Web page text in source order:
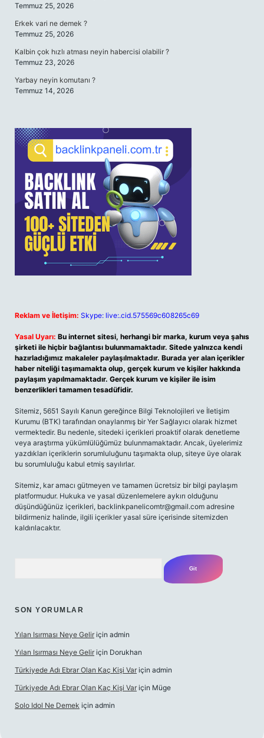
Temmuz 25, 2026
Erkek vari ne demek ?
Temmuz 25, 2026
Kalbin çok hızlı atması neyin habercisi olabilir ?
Temmuz 23, 2026
Yarbay neyin komutanı ?
Temmuz 14, 2026
Reklam ve İletişim: Skype: live:.cid.575569c608265c69
Yasal Uyarı: Bu internet sitesi, herhangi bir marka, kurum veya şahıs
şirketi ile hiçbir bağlantısı bulunmamaktadır. Sitede yalnızca kendi
hazırladığımız makaleler paylaşılmaktadır. Burada yer alan içerikler
haber niteliği taşımamakta olup, gerçek kurum ve kişiler hakkında
paylaşım yapılmamaktadır. Gerçek kurum ve kişiler ile isim
benzerlikleri tamamen tesadüfidir.
Sitemiz, 5651 Sayılı Kanun gereğince Bilgi Teknolojileri ve İletişim
Kurumu (BTK) tarafından onaylanmış bir Yer Sağlayıcı olarak hizmet
vermektedir. Bu nedenle, sitedeki içerikleri proaktif olarak denetleme
veya araştırma yükümlülüğümüz bulunmamaktadır. Ancak, üyelerimiz
yazdıkları içeriklerin sorumluluğunu taşımakta olup, siteye üye olarak
bu sorumluluğu kabul etmiş sayılırlar.
Sitemiz, kar amacı gütmeyen ve tamamen ücretsiz bir bilgi paylaşım
platformudur. Hukuka ve yasal düzenlemelere aykırı olduğunu
düşündüğünüz içerikleri, backlinkpanelicomtr@gmail.com adresine
bildirmeniz halinde, ilgili içerikler yasal süre içerisinde sitemizden
kaldırılacaktır.
SON YORUMLAR
Yılan Isırması Neye Gelir için admin
Yılan Isırması Neye Gelir için Dorukhan
Türkiyede Adı Ebrar Olan Kaç Kişi Var için admin
Türkiyede Adı Ebrar Olan Kaç Kişi Var için Müge
Solo Idol Ne Demek için admin